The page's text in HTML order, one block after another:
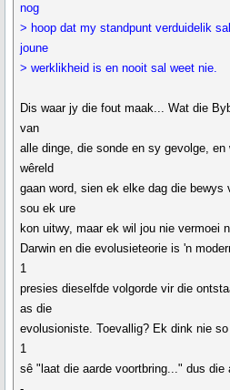
nog
> hoop dat my standpunt verduidelik
joune
> werklikheid is en nooit sal weet nie.
Dis waar jy die fout maak... Wat die
van
alle dinge, die sonde en sy gevolge,
wêreld
gaan word, sien ek elke dag die bewys
sou ek ure
kon uitwy, maar ek wil jou nie vermoei
Darwin en die evolusieteorie is 'n
1
presies dieselfde volgorde vir die
as die
evolusioniste. Toevallig? Ek dink nie
1
sê "laat die aarde voortbring..." dus die